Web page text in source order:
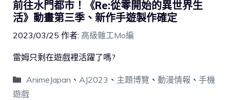
前往水門都市！《Re:從零開始的異世界生
活》動畫第三季、新作手遊製作確定
2023/03/25 作者: 高級雜工Mo編
雷姆只剩在遊戲裡活躍了嗎?
AnimeJapan 、 AJ2023 、 主題博覽 、 動漫情報 、 手機
遊戲